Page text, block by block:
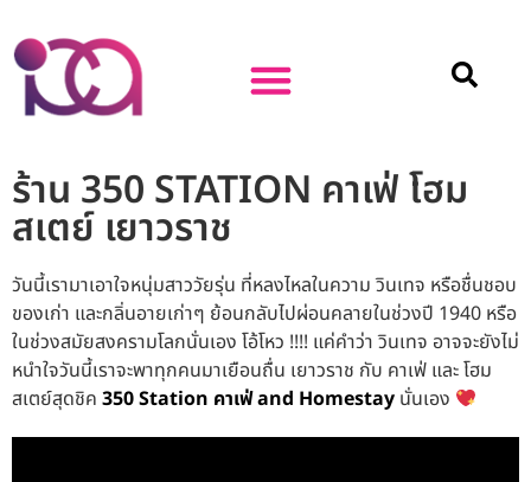
ร้าน 350 STATION คาเฟ่ โฮม
สเตย์ เยาวราช
วันนี้เรามาเอาใจหนุ่มสาววัยรุ่น ที่หลงไหลในความ วินเทจ หรือชื่นชอบ
ของเก่า และกลิ่นอายเก่าๆ ย้อนกลับไปผ่อนคลายในช่วงปี 1940 หรือ
ในช่วงสมัยสงครามโลกนั่นเอง โอ้โหว !!!! แค่คำว่า วินเทจ อาจจะยังไม่
หนำใจวันนี้เราจะพาทุกคนมาเยือนถื่น เยาวราช กับ คาเฟ่ และ โฮม
สเตย์สุดชิค 350 Station คาเฟ่ and Homestay นั่นเอง